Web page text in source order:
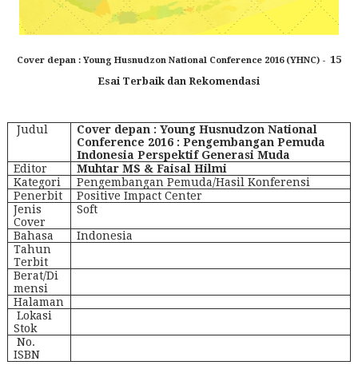
Cover depan : Young Husnudzon National Conference 2016 (YHNC) - 15
Esai Terbaik dan Rekomendasi
Judul
Cover depan : Young Husnudzon National
Conference 2016 : Pengembangan Pemuda
Indonesia Perspektif Generasi Muda
Editor
Muhtar MS &Faisal Hilmi
Kategori
Pengembangan Pemuda/Hasil Konferensi
Penerbit
Positive Impact Center
Jenis
Cover
Soft
Bahasa
Indonesia
Tahun
Terbit
Berat/Di
mensi
Halaman
Lokasi
Stok
No.
ISBN